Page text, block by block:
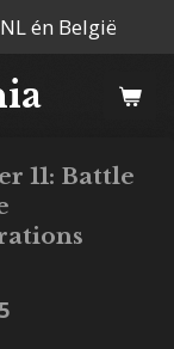
én België
11: Battle